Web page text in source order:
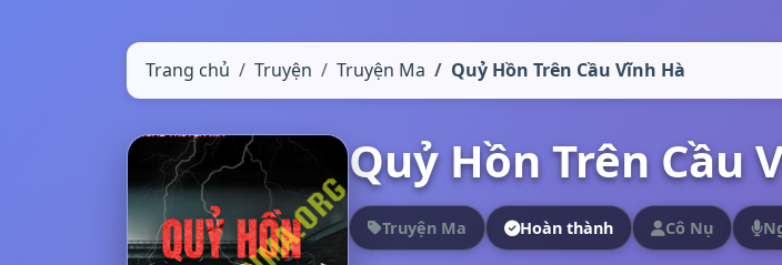
Trang chủ Truyện Truyện Ma Quỷ Hồn Trên Cầu Vĩnh Hà
Quỷ Hồn Trên Cầu
Truyện Ma Hoàn thành Cô Nụ